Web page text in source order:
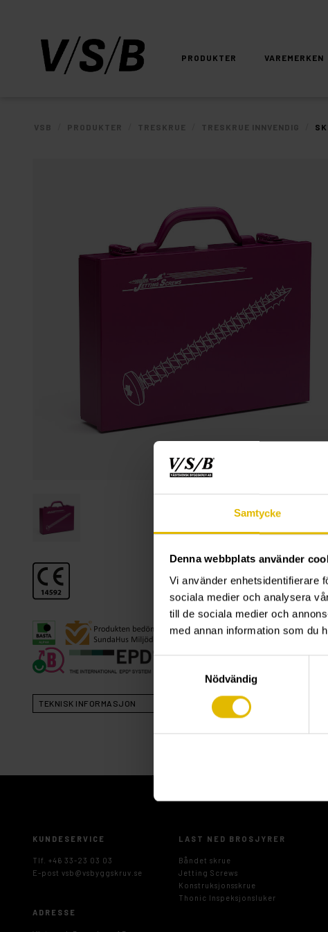
Samtycke
Denna webbplats använder
Vi använder enhetsidentifierare
sociala medier och analysera
till de sociala medier och
med annan information som du
Nödvändig
PRODUKTER VAREMERKEN
VSB PRODUKTER TRESKRUE TRESKRUE INNVENDIG
TEKNISK INFORMASJON
KUNDESERVICE
Tlf. +46 33-23 03 03
E-post vsb@vsbyggskruv.se
LAST NED BROSJYRER
Båndet skrue
Jetting Screws
Konstruksjonsskrue
Thonic Inspeksjonsluker
ADRESSE